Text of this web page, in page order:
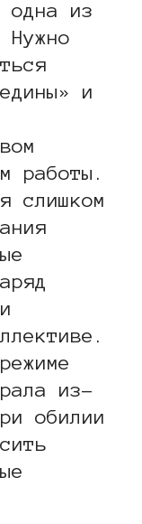
из
Нужно
и
работы.
слишком
из-
обилии